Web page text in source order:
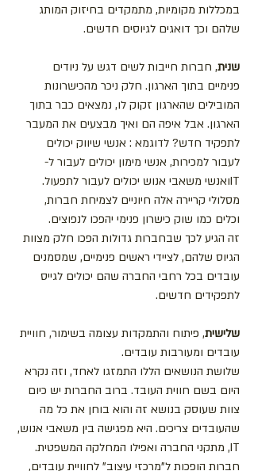
במכללות מקומיות, מתמקדים בחיזוק המותג
שלהם וכך דואגים לגיוסים חדשים.
שנית, חברות חייבות לשים דגש על ניודים
פנימיים בתוך הארגון. חלק ניכר מהכישרונות
המובילים שהארגון זקוק לו, נמצאים כבר בתוך
הארגון. אבל איפה הם ואיך מבצעים את המעבר
לתפקיד חדש? לדוגמא : אנשי שיווק יכולים
לעבור למכירות, אנשי מימון יכולים לעבור ל-
ITואנשי משאבי אנוש יכולים לעבור לתפעול.
מסלולי קריירה אלה חיוניים לצמיחת חברות,
וכלים כמו שוק כישרון פנימי יהפכו לנפוצים.
זה הגיע לכך שבחברות גדולות הפכו חלק מצוות
הגיוס שלהם, לציידי ראשים פנימיים, שמסמנים
עובדים בכל רחבי החברה שהם יכולים לגייס
לתפקידים חדשים.
שלישית, פיתוח והתמקדות עצומה בשימור, חוויית
עובדים ומעורבות עובדים.
שלושת הנושאים הללו התמזגו לאחד, וזה נקרא
היום בשם חווית העובד. ברוב החברות יש כיום
צוות שעוסק בנושא זה והוא בוחן את כל מה
שהעובדים צריכים. היא מפגישה בין משאבי אנוש,
IT, מתקני החברה ואפילו המחלקה המשפטית.
חברות הופכות ל"מרכזי עיצוב" לחוויית עובדים,